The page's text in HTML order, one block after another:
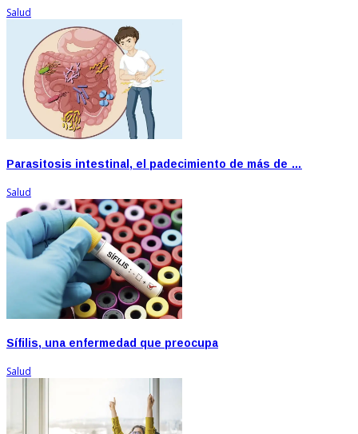
Salud
Parasitosis intestinal, el padecimiento de más de …
Salud
Sífilis, una enfermedad que preocupa
Salud